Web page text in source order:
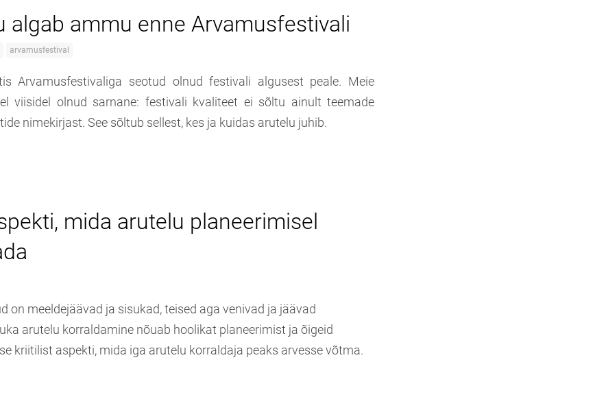
algab ammu enne Arvamusfestivali
arvamusfestival
Arvamusfestivaliga seotud olnud festivali algusest peale. Meie
viisidel olnud sarnane: festivali kvaliteet ei sõltu ainult teemade
nimekirjast. See sõltub sellest, kes ja kuidas arutelu juhib.
mida arutelu planeerimisel
on meeldejäävad ja sisukad, teised aga venivad ja jäävad
arutelu korraldamine nõuab hoolikat planeerimist ja õigeid
kriitilist aspekti, mida iga arutelu korraldaja peaks arvesse võtma.